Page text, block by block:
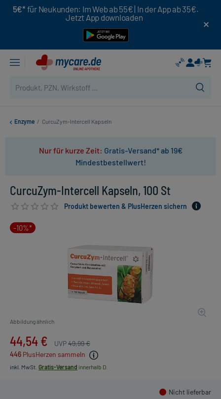
5€* für Neukunden: Im Web ab 55€ | In der App ab 35€.
Jetzt App downloaden
Enzyme / CurcuZym-Intercell Kapseln
Nur für kurze Zeit: Gratis-Versand* ab 19€
Mindestbestellwert!
CurcuZym-Intercell Kapseln, 100 St
Produkt bewerten & PlusHerzen sichern
-10%*
Abbildung ähnlich
44,54 € UVP49,99 €
446 PlusHerzen sammeln
inkl. MwSt. Gratis-Versand innerhalb D.
Nicht lieferbar